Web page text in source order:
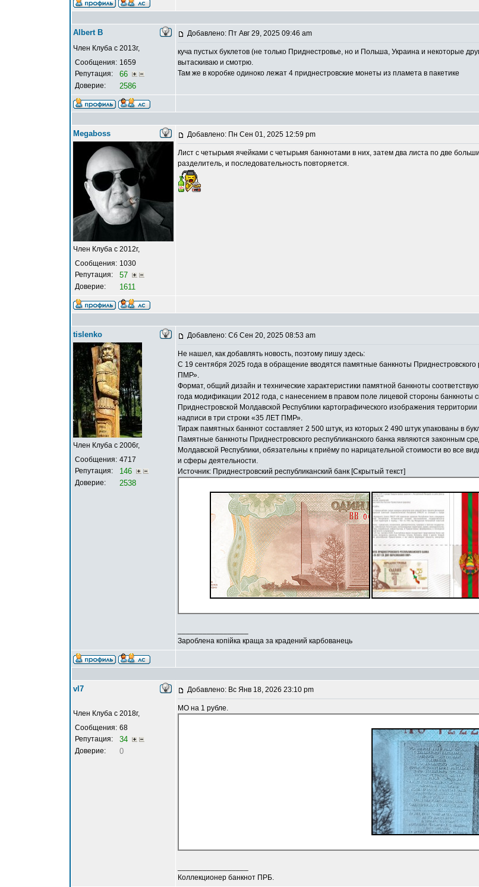
Albert В
Член Клуба с 2013г,
Сообщения: 1659
Репутация:
66
Доверие: 2586
Добавлено: Пт Авг 29, 2025 09:46 am
куча пустых буклетов (не только Приднестровье, но и Польша, Украина и некоторые
вытаскиваю и смотрю.
Там же в коробке одиноко лежат 4 приднестровские монеты из пламета в пакетике
Megaboss
Член Клуба с 2012г,
Сообщения: 1030
Репутация:
57
Доверие: 1611
Добавлено: Пн Сен 01, 2025 12:59 pm
Лист с четырьмя ячейками с четырьмя банкнотами в них, затем два листа по две
разделитель, и последовательность повторяется.
tislenko
Член Клуба с 2006г,
Сообщения: 4717
Репутация:
146
Доверие: 2538
Добавлено: Сб Сен 20, 2025 08:53 am
Не нашел, как добавлять новость, поэтому пишу здесь:
С 19 сентября 2025 года в обращение вводятся памятные банкноты
ПМР».
Формат, общий дизайн и технические характеристики памятной банкноты
года модификации 2012 года, с нанесением в правом поле лицевой стороны банкноты
Приднестровской Молдавской Республики картографического изображения
надписи в три строки «35 ЛЕТ ПМР».
Тираж памятных банкнот составляет 2 500 штук, из которых 2 490 штук упакованы в
Памятные банкноты Приднестровского республиканского банка являются законным
Молдавской Республики, обязательны к приёму по нарицательной стоимости во все
и сферы деятельности.
Источник: Приднестровский республиканский банк [Скрытый текст]
Зароблена копійка краща за крадений карбованець
vl7
Член Клуба с 2018г,
Сообщения: 68
Репутация:
34
Доверие: 0
Добавлено: Вс Янв 18, 2026 23:10 pm
МО на 1 рубле.
Коллекционер банкнот ПРБ.